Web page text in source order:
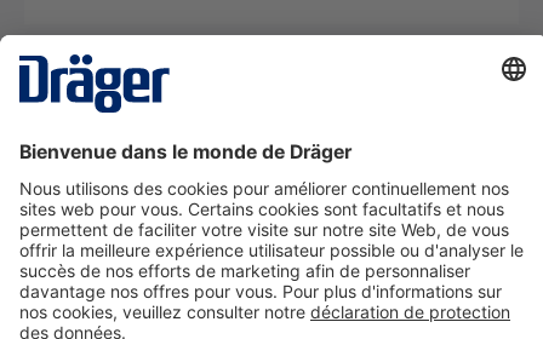
La technologie
Nous contacter
A propos de Dräger